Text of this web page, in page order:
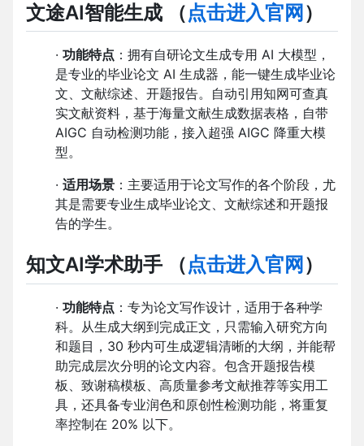
文途AI智能生成 （点击进入官网 ）
· 功能特点 ：拥有自研论文生成专用 AI 大模型，
是专业的毕业论文 AI 生成器，能一键生成毕业论
文、文献综述、开题报告。自动引用知网可查真
实文献资料，基于海量文献生成数据表格，自带
AIGC 自动检测功能，接入超强 AIGC 降重大模
型。
· 适用场景 ：主要适用于论文写作的各个阶段，尤
其是需要专业生成毕业论文、文献综述和开题报
告的学生。
知文AI学术助手 （点击进入官网 ）
· 功能特点 ：专为论文写作设计，适用于各种学
科。从生成大纲到完成正文，只需输入研究方向
和题目，30 秒内可生成逻辑清晰的大纲，并能帮
助完成层次分明的论文内容。包含开题报告模
板、致谢稿模板、高质量参考文献推荐等实用工
具，还具备专业润色和原创性检测功能，将重复
率控制在 20% 以下。